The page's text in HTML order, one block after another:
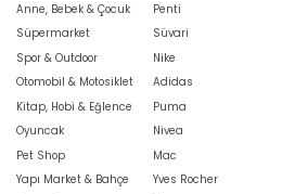
Anne, Bebek & Çocuk
Süpermarket
Spor & Outdoor
Otomobil & Motosiklet
Kitap, Hobi & Eğlence
Oyuncak
Pet Shop
Yapı Market & Bahçe
Penti
Süvari
Nike
Adidas
Puma
Nivea
Mac
Yves Rocher